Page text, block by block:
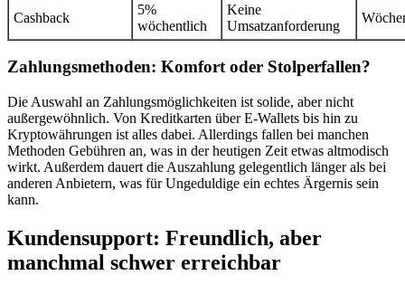
Cashback
5%
wöchentlich
Keine
Umsatzanforderung
Zahlungsmethoden: Komfort oder Stolperfallen?
Die Auswahl an Zahlungsmöglichkeiten ist solide, aber nicht
außergewöhnlich. Von Kreditkarten über E-Wallets bis hin zu
Kryptowährungen ist alles dabei. Allerdings fallen bei manchen
Methoden Gebühren an, was in der heutigen Zeit etwas altmodisch
wirkt. Außerdem dauert die Auszahlung gelegentlich länger als bei
anderen Anbietern, was für Ungeduldige ein echtes Ärgernis sein
kann.
Kundensupport: Freundlich, aber
manchmal schwer erreichbar